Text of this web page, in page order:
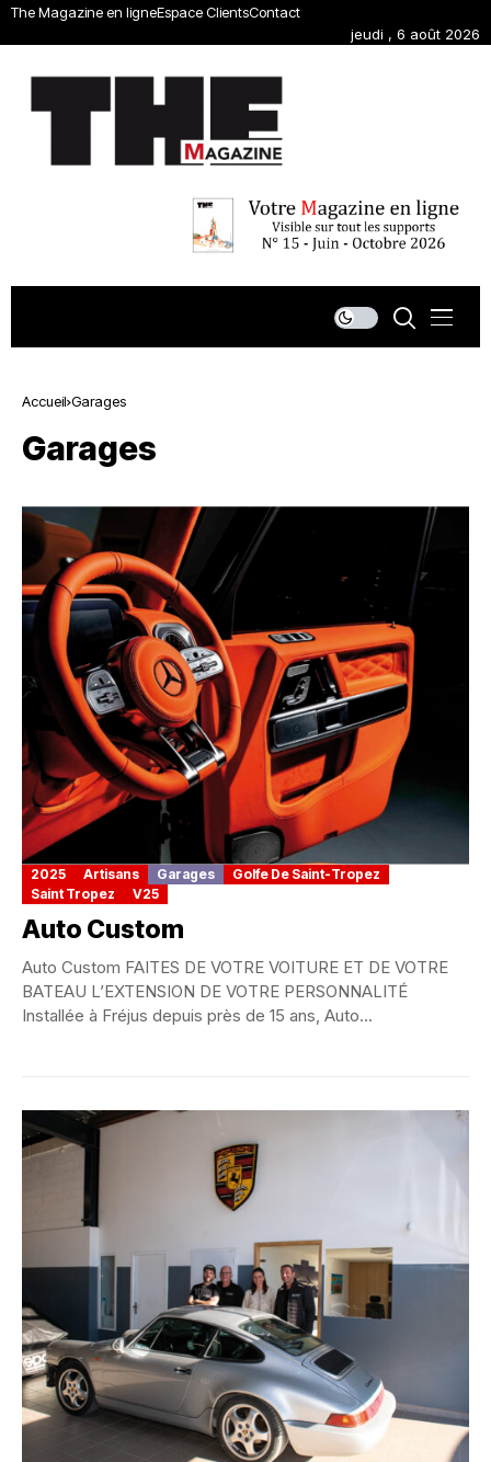
The Magazine en ligneEspace ClientsContact
jeudi , 6 août 2026
Accueil Garages
Garages
2025 Artisans Garages
Golfe De Saint-Tropez
Saint Tropez
V25
Auto Custom
Auto Custom FAITES DE VOTRE VOITURE ET DE VOTRE
BATEAU L’EXTENSION DE VOTRE PERSONNALITÉ
Installée à Fréjus depuis près de 15 ans, Auto...